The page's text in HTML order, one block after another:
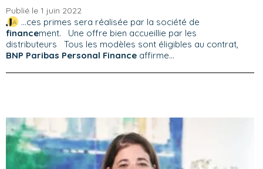
Publié le 1 juin 2022
...ces primes sera réalisée par la société de
financement. Une offre bien accueillie par les
distributeurs Tous les modèles sont éligibles au contrat,
BNP Paribas Personal Finance affirme...